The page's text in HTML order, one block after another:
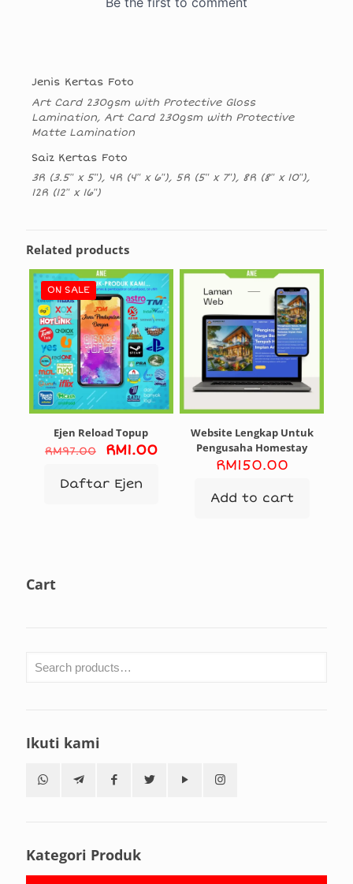
Jenis Kertas Foto
Art Card 230gsm with Protective Gloss
Lamination, Art Card 230gsm with Protective
Matte Lamination
Saiz Kertas Foto
3R (3.5″ x 5″), 4R (4″ x 6″), 5R (5″ x 7″), 8R (8″ x 10″),
12R (12″ x 16″)
Related products
ON SALE
Ejen Reload Topup
RM97.00
Original
was:
RM97.00.
RM1.00Current
RM1.00.
Daftar Ejen
Website Lengkap Untuk
Pengusaha Homestay
RM150.00
Add to cart
Cart
Ikuti kami
Kategori Produk